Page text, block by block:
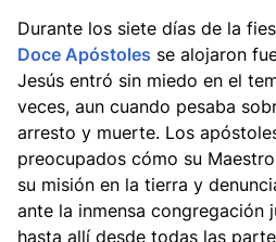
Durante los siete días de la
Doce Apóstoles se alojaron
Jesús entró sin miedo en el
veces, aun cuando pesaba
arresto y muerte. Los
preocupados cómo su
su misión en la tierra y
ante la inmensa congregación
hasta allí desde todas las